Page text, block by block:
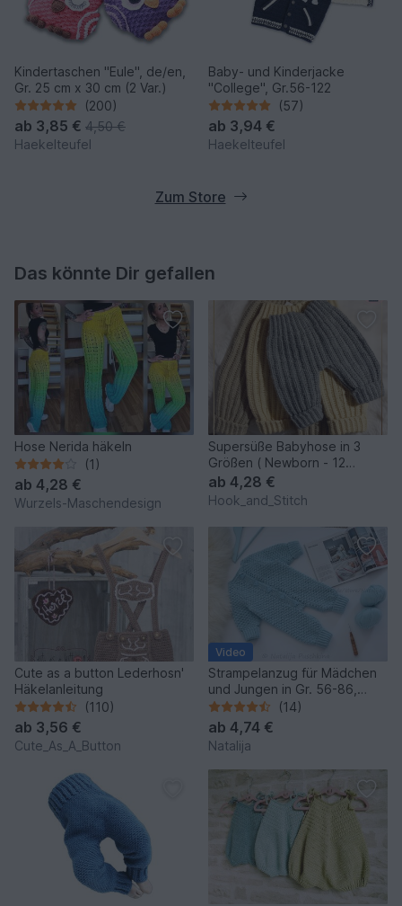
Kindertaschen "Eule", de/en,
Gr. 25 cm x 30 cm (2 Var.)
(200)
ab 3,85 € 4,50 €
Haekelteufel
Baby- und Kinderjacke
"College", Gr.56-122
(57)
ab 3,94 €
Haekelteufel
Zum Store
Das könnte Dir gefallen
Hose Nerida häkeln
(1)
ab 4,28 €
Wurzels-Maschendesign
Supersüße Babyhose in 3
Größen ( Newborn - 12
Monate)
ab 4,28 €
Hook_and_Stitch
Cute as a button Lederhosn'
Häkelanleitung
(110)
ab 3,56 €
Cute_As_A_Button
Video
Strampelanzug für Mädchen
und Jungen in Gr. 56-86,
Häkelanleitung
(14)
ab 4,74 €
Natalija